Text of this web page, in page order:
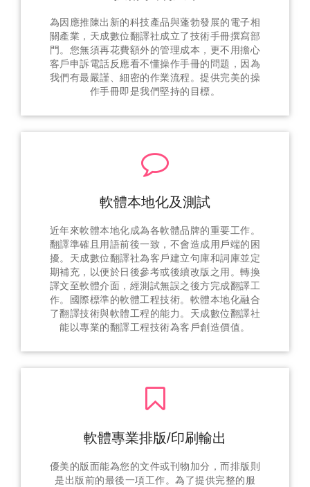
為因應推陳出新的科技產品與蓬勃發展的電子相
關產業，天成數位翻譯社成立了技術手冊撰寫部
門。您無須再花費額外的管理成本，更不用擔心
客戶申訴電話反應看不懂操作手冊的問題，因為
我們有最嚴謹、細密的作業流程。提供完美的操
作手冊即是我們堅持的目標。
軟體本地化及測試
近年來軟體本地化成為各軟體品牌的重要工作。
翻譯準確且用語前後一致，不會造成用戶端的困
擾。天成數位翻譯社為客戶建立句庫和詞庫並定
期補充，以便於日後參考或後續改版之用。轉換
譯文至軟體介面，經測試無誤之後方完成翻譯工
作。國際標準的軟體工程技術。軟體本地化融合
了翻譯技術與軟體工程的能力。天成數位翻譯社
能以專業的翻譯工程技術為客戶創造價值。
軟體專業排版/印刷輸出
優美的版面能為您的文件或刊物加分，而排版則
是出版前的最後一項工作。為了提供完整的服